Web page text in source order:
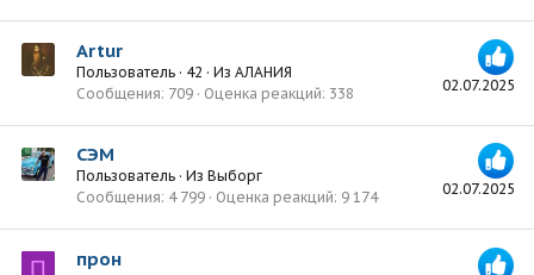
02.07.2025
Artur
Пользователь · 42 · Из АЛАНИЯ
Сообщения 709 Оценка реакций 338
02.07.2025
СЭМ
Пользователь · Из Выборг
Сообщения 4 799 Оценка реакций 9 174
П прон